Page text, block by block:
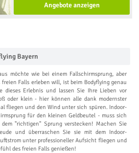
Angebote anzeigen
Bayern
möchte wie bei einem Fallschirmsprung, aber
Falls erleben will, ist beim Bodyflying genau
dieses Erlebnis und lassen Sie Ihre Lieben vor
oder klein - hier können alle dank modernster
fliegen und den Wind unter sich spüren. Indoor-
für den kleinen Geldbeutel - muss sich
"richtigen" Sprung verstecken! Machen Sie
und überraschen Sie sie mit dem Indoor-
unter professioneller Aufsicht fliegen und
des freien Falls genießen!